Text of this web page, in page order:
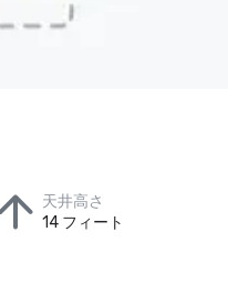
天井高さ
14 フィート